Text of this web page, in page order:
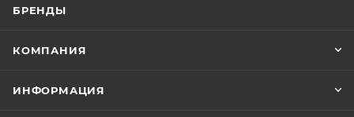
БРЕНДЫ
КОМПАНИЯ
ИНФОРМАЦИЯ